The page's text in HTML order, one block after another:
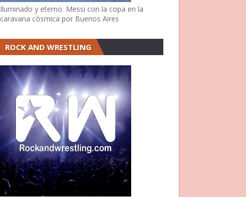
Iluminado y eterno. Messi con la copa en la
caravana cósmica por Buenos Aires
ROCK AND WRESTLING